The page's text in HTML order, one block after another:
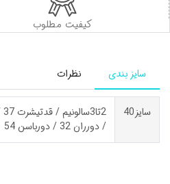
کیفیت مطلوب
سایز بندی نظرات
سایز40
/ دورران 32 / دورباسن 54